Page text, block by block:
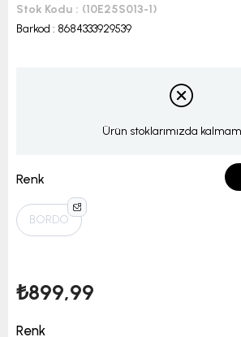
Stok Kodu
(10E25S013-1)
Barkod : 8684333929539
Ürün stoklarımızda
Renk
BORDO
₺899,99
Renk